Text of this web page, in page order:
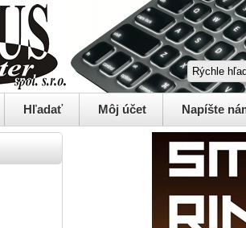
Hľadať Môj účet Napíšte